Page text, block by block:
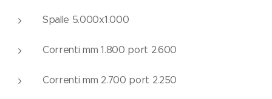
Spalle 5.000x1.000
Correnti mm 1.800 port 2.600
Correnti mm 2.700 port 2.250